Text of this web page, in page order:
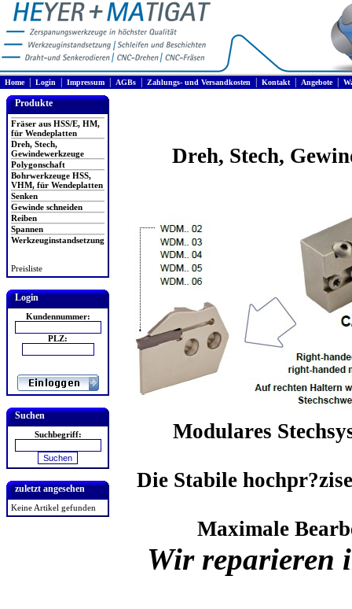
Home| Login Impressum AGBs Zahlungs- und Versandkosten Kontakt| Angebote|
Produkte
Fräser aus HSS/E, HM,
für Wendeplatten
Dreh, Stech,
Gewindewerkzeuge
Polygonschaft
Bohrwerkzeuge HSS,
VHM, für Wendeplatten
Senken
Gewinde schneiden
Reiben
Spannen
Werkzeuginstandsetzung
Preisliste
Login
Kundennummer:
PLZ:
Suchen
Suchbegriff:
zuletzt angesehen
Keine Artikel gefunden
Dreh, Stech,
Modulares
Die Stabile
Maximale
Wir reparieren